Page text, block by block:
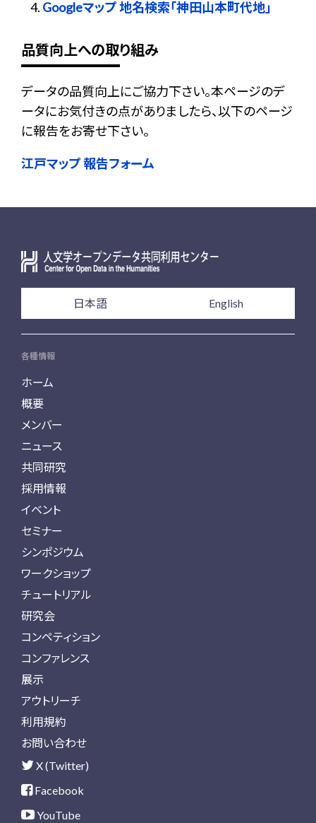
Googleマップ 地名検索「神田山本町代地」
品質向上への取り組み
データの品質向上にご協力下さい。本ページのデ
ータにお気付きの点がありましたら、以下のページ
に報告をお寄せ下さい。
江戸マップ 報告フォーム
日本語 English
各種情報
ホーム
概要
メンバー
ニュース
共同研究
採用情報
イベント
セミナー
シンポジウム
ワークショップ
チュートリアル
研究会
コンペティション
コンファレンス
展示
アウトリーチ
利用規約
お問い合わせ
X (Twitter)
Facebook
YouTube